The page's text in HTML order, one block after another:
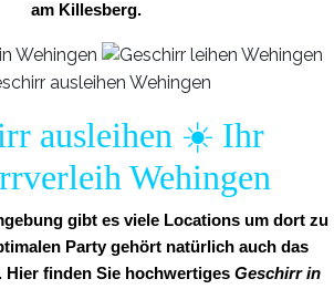
am Killesberg.
ausleihen ☀️ Ihr
Wehingen
gibt es viele Locations um dort zu
Party gehört natürlich auch das
Hier finden Sie hochwertiges Geschirr in